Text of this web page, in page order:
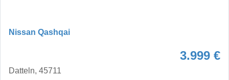
Nissan Qashqai
3.999 €
Datteln, 45711